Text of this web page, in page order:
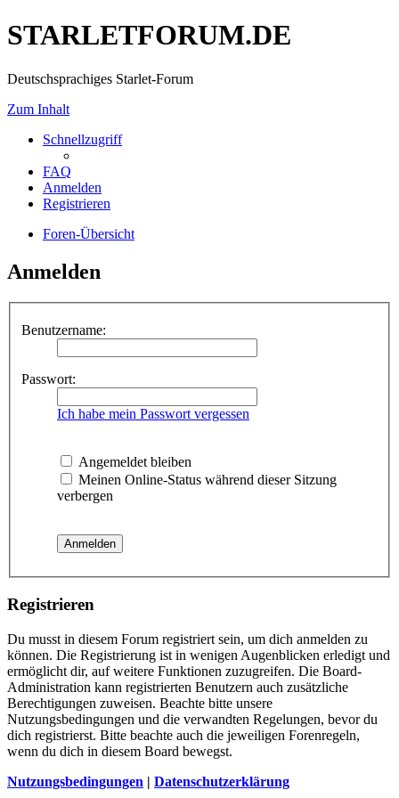
STARLETFORUM.DE
Deutschsprachiges Starlet-Forum
Zum Inhalt
Schnellzugriff
FAQ
Anmelden
Registrieren
Foren-Übersicht
Anmelden
Benutzername:
Passwort:
Ich habe mein Passwort vergessen
Angemeldet bleiben
Meinen Online-Status während dieser Sitzung
verbergen
Registrieren
Du musst in diesem Forum registriert sein, um dich anmelden zu
können. Die Registrierung ist in wenigen Augenblicken erledigt und
ermöglicht dir, auf weitere Funktionen zuzugreifen. Die Board-
Administration kann registrierten Benutzern auch zusätzliche
Berechtigungen zuweisen. Beachte bitte unsere
Nutzungsbedingungen und die verwandten Regelungen, bevor du
dich registrierst. Bitte beachte auch die jeweiligen Forenregeln,
wenn du dich in diesem Board bewegst.
Nutzungsbedingungen | Datenschutzerklärung